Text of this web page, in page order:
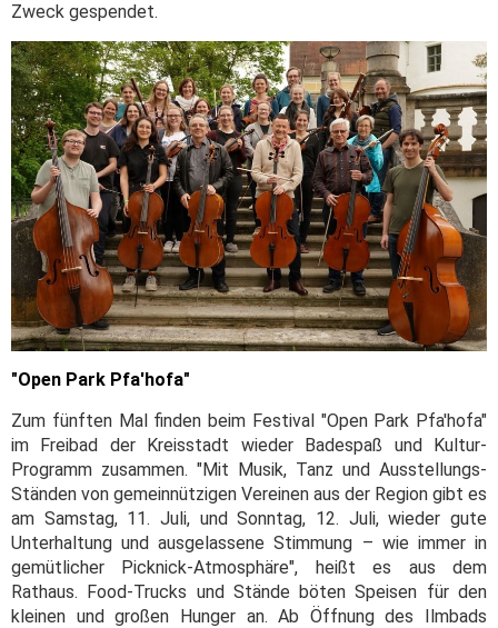
Zweck gespendet.
"Open Park Pfa'hofa"
Zum fünften Mal finden beim Festival "Open Park Pfa'hofa"
im Freibad der Kreisstadt wieder Badespaß und Kultur-
Programm zusammen. "Mit Musik, Tanz und Ausstellungs-
Ständen von gemeinnützigen Vereinen aus der Region gibt es
am Samstag, 11. Juli, und Sonntag, 12. Juli, wieder gute
Unterhaltung und ausgelassene Stimmung – wie immer in
gemütlicher Picknick-Atmosphäre", heißt es aus dem
Rathaus. Food-Trucks und Stände böten Speisen für den
kleinen und großen Hunger an. Ab Öffnung des Ilmbads